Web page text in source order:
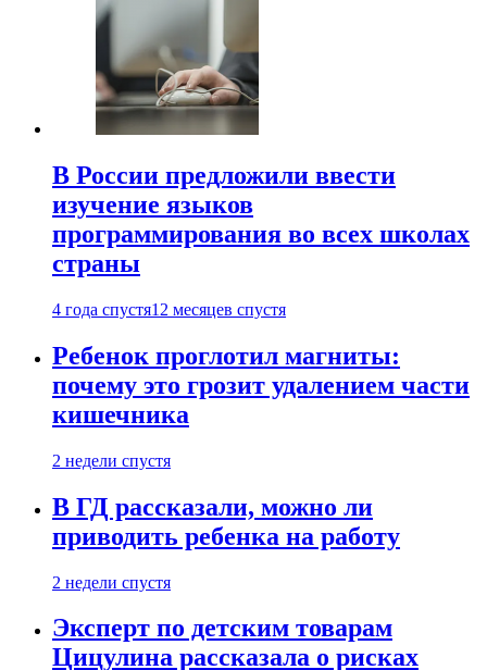
В России предложили ввести
изучение языков
программирования во всех школах
страны
4 года спустя12 месяцев спустя
Ребенок проглотил магниты:
почему это грозит удалением части
кишечника
2 недели спустя
В ГД рассказали, можно ли
приводить ребенка на работу
2 недели спустя
Эксперт по детским товарам
Цицулина рассказала о рисках